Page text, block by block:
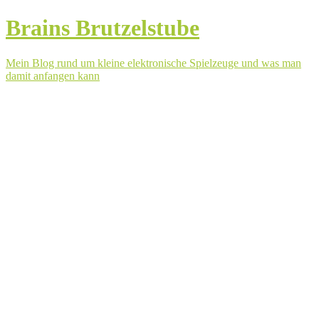
Brains Brutzelstube
Mein Blog rund um kleine elektronische Spielzeuge und was man
damit anfangen kann